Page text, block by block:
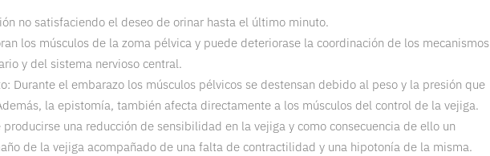
no satisfaciendo el deseo de orinar hasta el último minuto.
los músculos de la zoma pélvica y puede deteriorase la coordinación de los mecanismos
y del sistema nervioso central.
Durante el embarazo los músculos pélvicos se destensan debido al peso y la presión que
la epistomía, también afecta directamente a los músculos del control de la vejiga.
una reducción de sensibilidad en la vejiga y como consecuencia de ello un
de la vejiga acompañado de una falta de contractilidad y una hipotonía de la misma.